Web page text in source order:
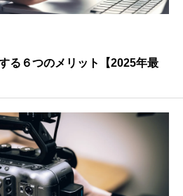
る６つのメリット【2025年最